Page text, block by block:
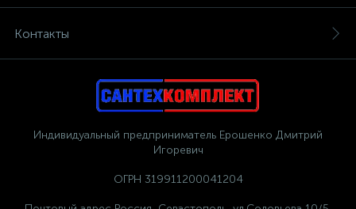
Контакты
Индивидуальный предприниматель Ерошенко Дмитрий
Игоревич
ОГРН 319911200041204